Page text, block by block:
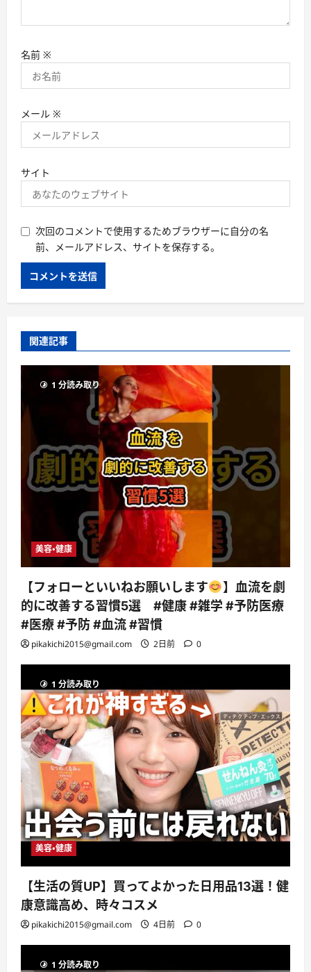
名前 ※
メール ※
サイト
次回のコメントで使用するためブラウザーに自分の名
前、メールアドレス、サイトを保存する。
関連記事
1 分読み取り
美容・健康
【フォローといいねお願いします
】血流を劇
的に改善する習慣5選 #健康 #雑学 #予防医療
#医療 #予防 #血流 #習慣
pikakichi2015@gmail.com 2日前 0
1 分読み取り
美容・健康
【生活の質UP】買ってよかった日用品13選！健
康意識高め、時々コスメ
pikakichi2015@gmail.com 4日前 0
1 分読み取り